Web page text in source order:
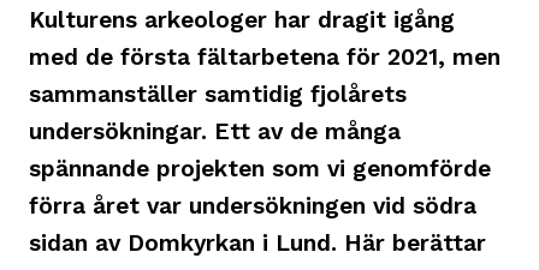
Kulturens arkeologer har dragit igång
med de första fältarbetena för 2021, men
sammanställer samtidig fjolårets
undersökningar. Ett av de många
spännande projekten som vi genomförde
förra året var undersökningen vid södra
sidan av Domkyrkan i Lund. Här berättar